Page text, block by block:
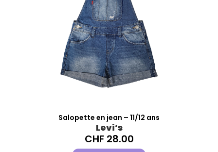
Salopette en jean – 11/12 ans
Levi’s
CHF28.00